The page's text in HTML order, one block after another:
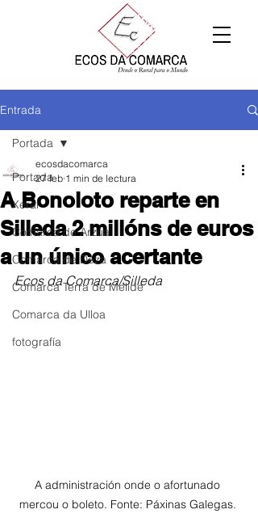
Entrada
Portada
Xeral
Comarca de Arzúa
Comarca de Deza
Comarca Terra de Melide
Comarca da Ulloa
fotografía
Portada
A Bonoloto reparte en
Silleda 2 millóns de euros
a un único acertante
ecosdacomarca
27 feb 1 min de lectura
Ecos da Comarca/Silleda
A administración onde o afortunado
mercou o boleto. Fonte: Páxinas Galegas.